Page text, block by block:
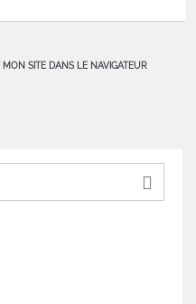
SITE DANS LE NAVIGATEUR